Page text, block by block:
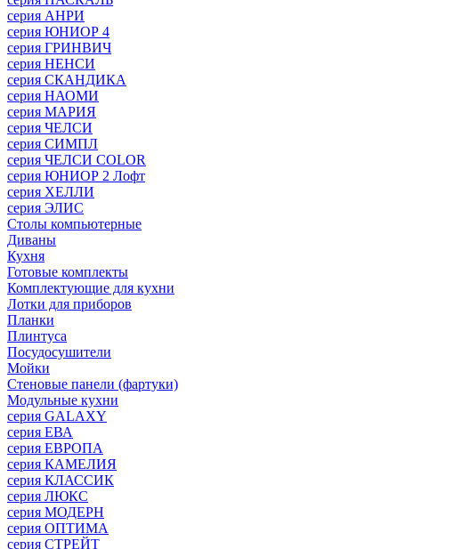
серия АНРИ
серия ЮНИОР 4
серия ГРИНВИЧ
серия НЕНСИ
серия СКАНДИКА
серия НАОМИ
серия МАРИЯ
серия ЧЕЛСИ
серия СИМПЛ
серия ЧЕЛСИ COLOR
серия ЮНИОР 2 Лофт
серия ХЕЛЛИ
серия ЭЛИС
Столы компьютерные
Диваны
Кухня
Готовые комплекты
Комплектующие для кухни
Лотки для приборов
Планки
Плинтуса
Посудосушители
Мойки
Стеновые панели (фартуки)
Mодульные кухни
серия GALAXY
серия ЕВА
серия ЕВРОПА
серия КАМЕЛИЯ
серия КЛАССИК
серия ЛЮКС
серия МОДЕРН
серия ОПТИМА
серия СТРЕЙТ